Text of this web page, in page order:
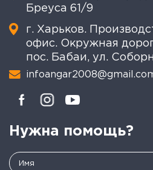
Бреуса 61/9
г. Харьков.
офис. Окружная
пос. Бабаи, ул.
Нужна помощь?